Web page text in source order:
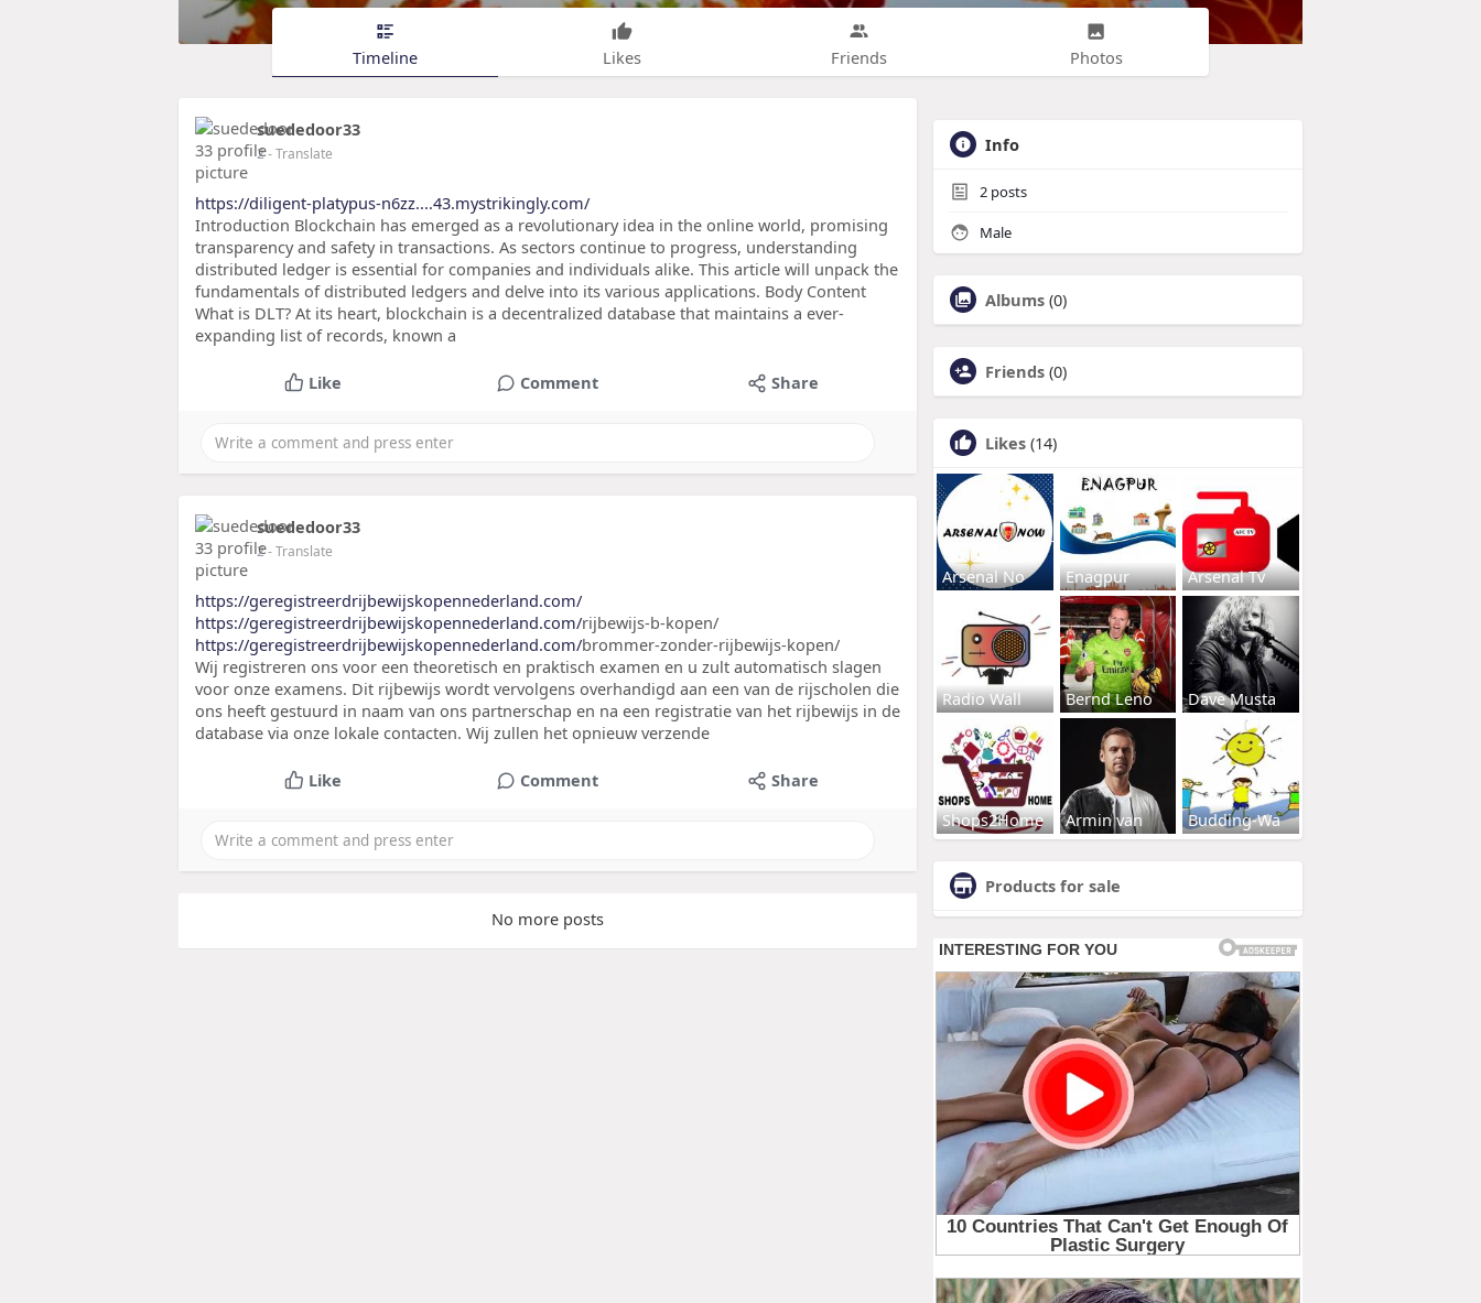
Timeline Likes Friends Photos
suededoor33
2- Translate
https://diligent-platypus-n6zz....43.mystrikingly.com/
Introduction Blockchain has emerged as a revolutionary idea in the online world, promising
transparency and safety in transactions. As sectors continue to progress, understanding
distributed ledger is essential for companies and individuals alike. This article will unpack the
fundamentals of distributed ledgers and delve into its various applications. Body Content
What is DLT? At its heart, blockchain is a decentralized database that maintains a ever-
expanding list of records, known a
Like Comment Share
suededoor33
2- Translate
https://geregistreerdrijbewijskopennederland.com/
https://geregistreerdrijbewijskopennederland.com/rijbewijs-b-kopen/
https://geregistreerdrijbewijskopennederland.com/brommer-zonder-rijbewijs-kopen/
Wij registreren ons voor een theoretisch en praktisch examen en u zult automatisch slagen
voor onze examens. Dit rijbewijs wordt vervolgens overhandigd aan een van de rijscholen die
ons heeft gestuurd in naam van ons partnerschap en na een registratie van het rijbewijs in de
database via onze lokale contacten. Wij zullen het opnieuw verzende
Like Comment Share
No more posts
Info
2 posts
Male
Albums (0)
Friends (0)
Likes (14)
Arsenal No Enagpur Arsenal Tv
Radio Wall Bernd Leno Dave Musta
Shops2Home Armin van Budding-Wa
Products for sale